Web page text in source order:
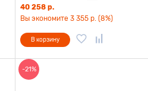
40 258 р.
Вы экономите 3 355 р. (8%)
В корзину
-21%